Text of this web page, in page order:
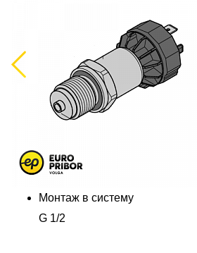
Previous
Монтаж в систему
G 1/2